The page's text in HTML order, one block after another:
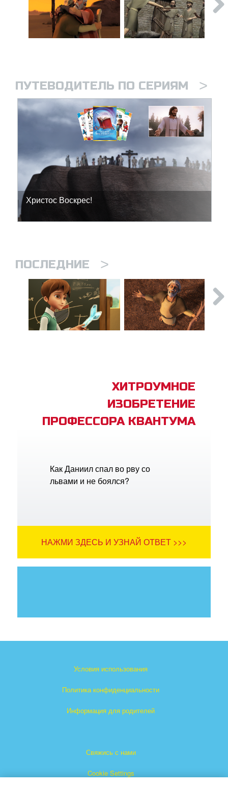
ПУТЕВОДИТЕЛЬ ПО СЕРИЯМ >
Христос Воскрес!
ПОСЛЕДНИЕ >
ХИТРОУМНОЕ
ИЗОБРЕТЕНИЕ
ПРОФЕССОРА КВАНТУМА
Как Даниил спал во рву со
львами и не боялся?
НАЖМИ ЗДЕСЬ И УЗНАЙ ОТВЕТ >>>
Условия использования
Политика конфиденциальности
Информация для родителей
Свяжись с нами
Cookie Settings